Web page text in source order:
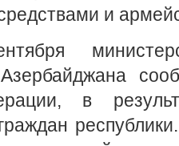
и
Азербайджана
в